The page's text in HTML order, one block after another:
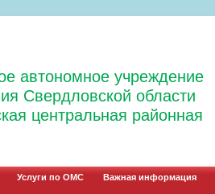
автономное учреждение
Свердловской области
центральная районная
Услуги по ОМС Важная информация